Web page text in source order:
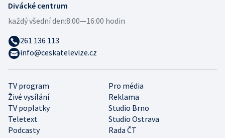
TV program
Pro média
Živé vysílání
Reklama
TV poplatky
Studio Brno
Teletext
Studio Ostrava
Podcasty
Rada ČT
Divácké centrum
každý všední den:8:00—16:00 hodin
261 136 113
info@ceskatelevize.cz